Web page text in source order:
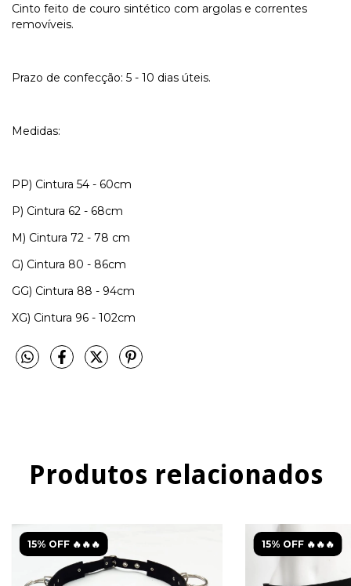
Cinto feito de couro sintético com argolas e correntes
removíveis.
Prazo de confecção: 5 - 10 dias úteis.
Medidas:
PP) Cintura 54 - 60cm
P) Cintura 62 - 68cm
M) Cintura 72 - 78 cm
G) Cintura 80 - 86cm
GG) Cintura 88 - 94cm
XG) Cintura 96 - 102cm
Produtos relacionados
15% OFF 🔥🔥🔥 15% OFF 🔥🔥🔥